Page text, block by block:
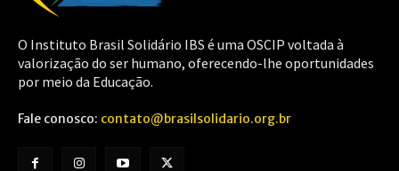
O Instituto Brasil Solidário IBS é uma OSCIP voltada à
valorização do ser humano, oferecendo-lhe oportunidades
por meio da Educação.
Fale conosco: contato@brasilsolidario.org.br